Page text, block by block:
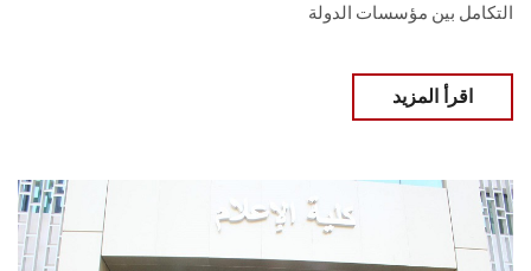
التكامل بين مؤسسات الدولة
اقرأ المزيد